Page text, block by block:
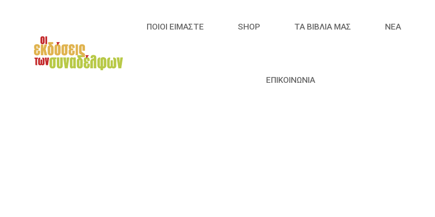
ΠΟΙΟΙ ΕΙΜΑΣΤΕ SHOP ΤΑ ΒΙΒΛΙΑ ΜΑΣ ΝΈΑ
ΕΠΙΚΟΙΝΩΝΙΑ